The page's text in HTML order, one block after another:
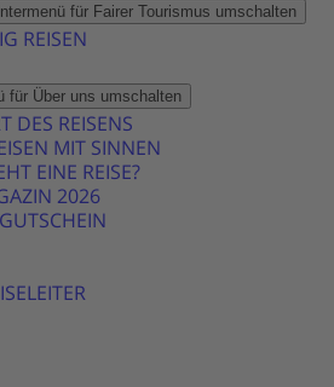
für Fairer Tourismus umschalten
REISEN
für Über uns umschalten
DES REISENS
MIT SINNEN
EINE REISE?
2026